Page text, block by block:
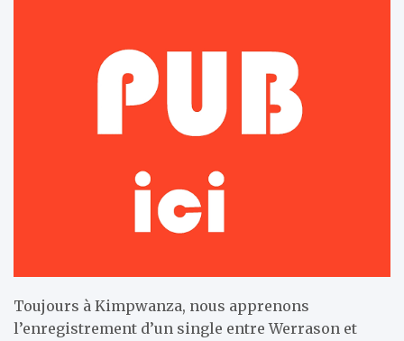
Toujours à Kimpwanza, nous apprenons
l’enregistrement d’un single entre Werrason et